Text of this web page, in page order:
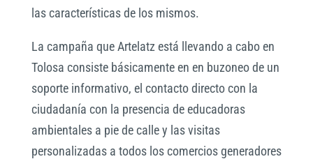
las características de los mismos.
La campaña que Artelatz está llevando a cabo en
Tolosa consiste básicamente en en buzoneo de un
soporte informativo, el contacto directo con la
ciudadanía con la presencia de educadoras
ambientales a pie de calle y las visitas
personalizadas a todos los comercios generadores